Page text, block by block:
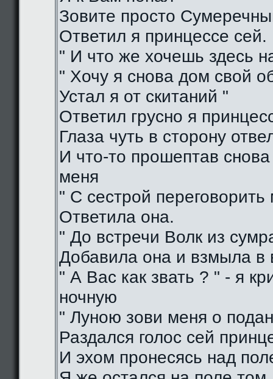
Зовите просто
Ответил я принцессе сей.
" И что же хочешь здесь
" Хочу я снова дом свой
Устал я от скитаний "
Ответил грусно я
Глаза чуть в сторону
И что-то прошептав
меня
" С сестрой
Ответила она.
" До встречи Волк из
Добавила она и взмыла в
" А Вас как звать ? " - я
ночную
" Луною зови меня о
Раздался голос сей
И эхом пронесясь над